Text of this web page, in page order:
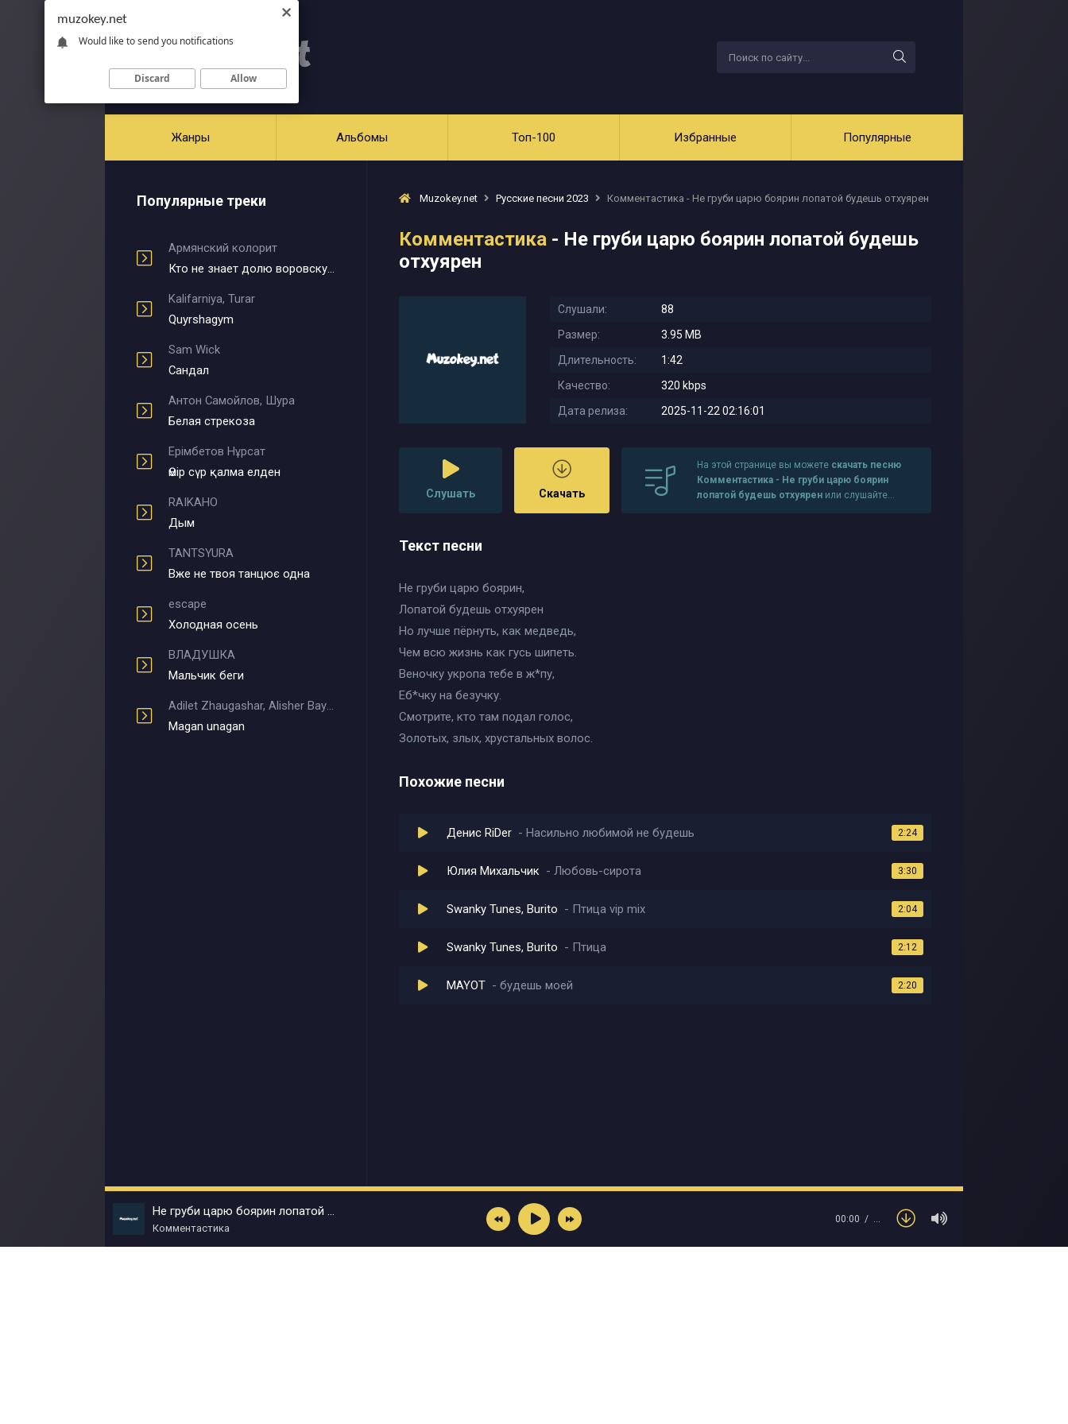
Жанры Альбомы Топ-100 Избранные Популярные
Популярные треки
Армянский колорит
Кто не знает долю воровскую
Kalifarniya, Turar
Quyrshagym
Sam Wick
Сандал
Антон Самойлов, Шура
Белая стрекоза
Ерімбетов Нұрсат
Өмір сүр қалма елден
RAIKAHO
Дым
TANTSYURA
Вже не твоя танцює одна
escape
Холодная осень
ВЛАДУШКА
Мальчик беги
Adilet Zhaugashar, Alisher Bayniyazov
Magan unagan
Muzokey.net Русские песни 2023 Комментастика - Не груби царю боярин лопатой будешь отхуярен
Комментастика - Не груби царю боярин лопатой будешь
отхуярен
Слушали:
88
Размер:
3.95 MB
Длительность:
1:42
Качество:
320 kbps
Дата релиза:
2025-11-22 02:16:01
Слушать Скачать
На этой странице вы можете скачать песню
Комментастика - Не груби царю боярин
лопатой будешь отхуярен или слушайте
Текст песни
Не груби царю боярин,
Лопатой будешь отхуярен
Но лучше пёрнуть, как медведь,
Чем всю жизнь как гусь шипеть.
Веночку укропа тебе в ж*пу,
Еб*чку на безучку.
Смотрите, кто там подал голос,
Золотых, злых, хрустальных волос.
Похожие песни
Денис RiDer Насильно любимой не будешь 2:24
Юлия Михальчик Любовь-сирота 3:30
Swanky Tunes, Burito Птица vip mix 2:04
Swanky Tunes, Burito Птица 2:12
MAYOT будешь моей 2:20
Не груби царю боярин лопатой будешь отхуярен
Комментастика
00:00 …
muzokey.net
Would like to send you notifications
Discard Allow